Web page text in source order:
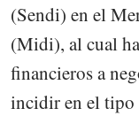
(Sendi) en el
(Midi), al cual
financieros a
incidir en el tipo